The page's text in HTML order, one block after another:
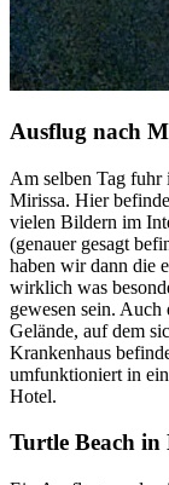
Ausflug nach
Am selben Tag fuhr
Mirissa. Hier
vielen Bildern im
(genauer gesagt
haben wir dann die
wirklich was
gewesen sein.
Gelände, auf dem
Krankenhaus
umfunktioniert in
Hotel.
Turtle Beach